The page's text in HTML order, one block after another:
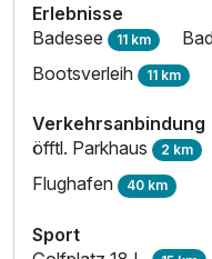
Erlebnisse
Badesee 11 km
Bootsverleih 11 km
Verkehrsanbindung
öfftl. Parkhaus 2 km
Flughafen 40 km
Sport